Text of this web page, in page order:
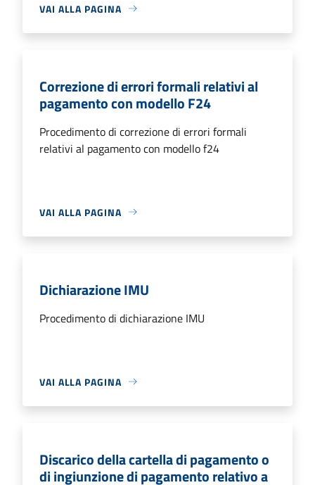
VAI ALLA PAGINA
Correzione di errori formali relativi al
pagamento con modello F24
Procedimento di correzione di errori formali
relativi al pagamento con modello f24
VAI ALLA PAGINA
Dichiarazione IMU
Procedimento di dichiarazione IMU
VAI ALLA PAGINA
Discarico della cartella di pagamento o
di ingiunzione di pagamento relativo a